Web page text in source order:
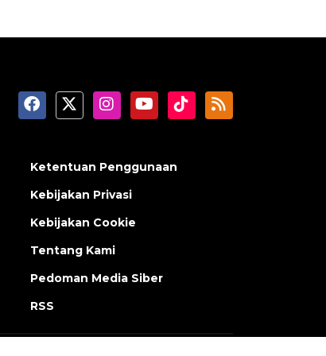
Ketentuan Penggunaan
Kebijakan Privasi
Kebijakan Cookie
Tentang Kami
Pedoman Media Siber
RSS